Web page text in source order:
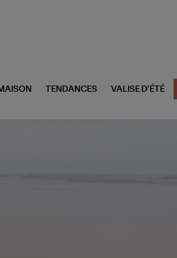
TENDANCES VALISE D'ÉTÉ